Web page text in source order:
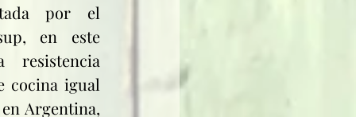
por el
en este
resistencia
cocina igual
Argentina,